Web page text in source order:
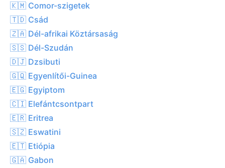
🇰🇲 Comor-szigetek
🇹🇩 Csád
🇿🇦 Dél-afrikai Köztársaság
🇸🇸 Dél-Szudán
🇩🇯 Dzsibuti
🇬🇶 Egyenlítői-Guinea
🇪🇬 Egyiptom
🇨🇮 Elefántcsontpart
🇪🇷 Eritrea
🇸🇿 Eswatini
🇪🇹 Etiópia
🇬🇦 Gabon